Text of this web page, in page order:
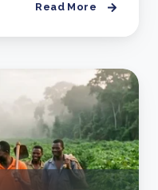
Read More